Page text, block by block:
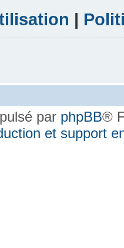
|
par phpBB®
et support